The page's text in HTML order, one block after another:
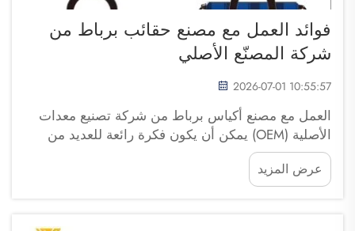
فوائد العمل مع مصنع حقائب برباط من
شركة المصنّع الأصلي
2026-07-01 10:55:57
العمل مع مصنع أكياس برباط من شركة تصنيع معدات
الأصلية (OEM) يمكن أن يكون فكرة رائعة للعديد من
الشركات. وتدرك شركة فوتشو ساي بولانغ للتجارة أن
الأكياس المخصصة ليست مفيدة فقط لحمل الأشياء، بل
تساعد أيضًا في بناء العلامة التجارية. وعند اختيارك
عرض المزيد